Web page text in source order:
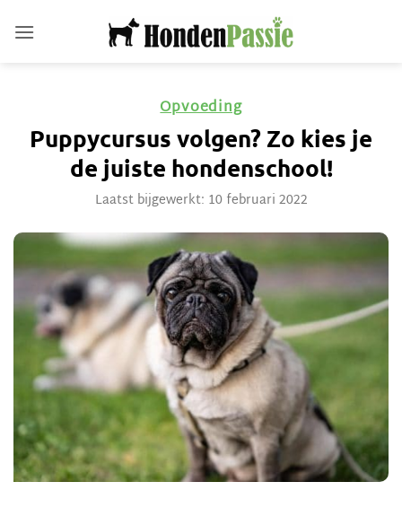
naar
Opvoeding
Puppycursus volgen? Zo kies je
de juiste hondenschool!
Laatst bijgewerkt: 10 februari 2022